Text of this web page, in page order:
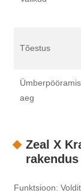
Tõestus
aeg
Zeal X
rakendus
Funktsioon: